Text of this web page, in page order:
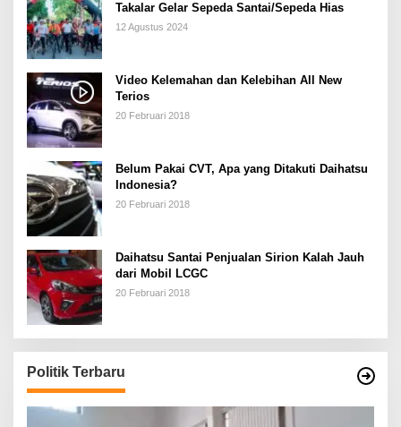
Takalar Gelar Sepeda Santai/Sepeda Hias
12 Agustus 2024
Video Kelemahan dan Kelebihan All New
Terios
20 Februari 2018
Belum Pakai CVT, Apa yang Ditakuti Daihatsu
Indonesia?
20 Februari 2018
Daihatsu Santai Penjualan Sirion Kalah Jauh
dari Mobil LCGC
20 Februari 2018
Politik Terbaru